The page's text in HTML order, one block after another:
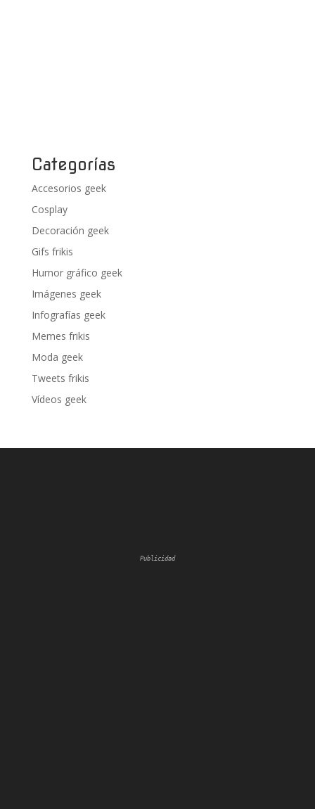
Categorías
Accesorios geek
Cosplay
Decoración geek
Gifs frikis
Humor gráfico geek
Imágenes geek
Infografías geek
Memes frikis
Moda geek
Tweets frikis
Vídeos geek
Publicidad